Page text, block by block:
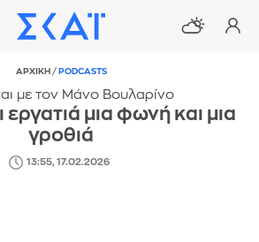
ΑΡΧΙΚΗ / PODCASTS
με τον Μάνο Βουλαρίνο
εργατιά μια φωνή και μια
γροθιά
13:55, 17.02.2026